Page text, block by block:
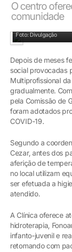
O centro
comunidade
Foto: Divulgação
Depois de meses
social provocadas
Multiprofissional
gradualmente.
pela Comissão de
foram adotados
COVID-19.
Segundo a
Cezar, antes dos
aferição de
no local utilizam
ser efetuada a
atendido.
A Clínica oferece
hidroterapia,
infanto-juvenil e
retomando com